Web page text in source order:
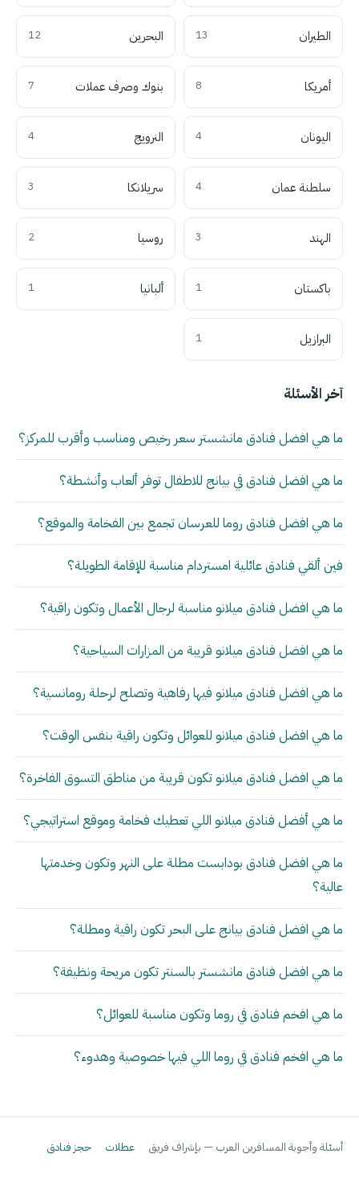
الطيران 13 البحرين 12
أمريكا 8 بنوك وصرف عملات 7
اليونان 4 النرويج 4
سلطنة عمان 4 سريلانكا 3
الهند 3 روسيا 2
باكستان 1 ألبانيا 1
البرازيل 1
آخر الأسئلة
ما هي افضل فنادق مانشستر سعر رخيص ومناسب وأقرب للمركز؟
ما هي افضل فنادق في بيانج للاطفال توفر ألعاب وأنشطة؟
ما هي افضل فنادق روما للعرسان تجمع بين الفخامة والموقع؟
فين ألقي فنادق عائلية امستردام مناسبة للإقامة الطويلة؟
ما هي افضل فنادق ميلانو مناسبة لرجال الأعمال وتكون راقية؟
ما هي افضل فنادق ميلانو قريبة من المزارات السياحية؟
ما هي افضل فنادق ميلانو فيها رفاهية وتصلح لرحلة رومانسية؟
ما هي افضل فنادق ميلانو للعوائل وتكون راقية بنفس الوقت؟
ما هي افضل فنادق ميلانو تكون قريبة من مناطق التسوق الفاخرة؟
ما هي أفضل فنادق ميلانو اللي تعطيك فخامة وموقع استراتيجي؟
ما هي افضل فنادق بودابست مطلة على النهر وتكون وخدمتها
عالية؟
ما هي افضل فنادق بيانج على البحر تكون راقية ومطلة؟
ما هي افضل فنادق مانشستر بالسنتر تكون مريحة ونظيفة؟
ما هي افخم فنادق في روما وتكون مناسبة للعوائل؟
ما هي افخم فنادق في روما اللي فيها خصوصية وهدوء؟
أسئلة وأجوبة المسافرين العرب — بإشراف فريق عطلات حجز فنادق